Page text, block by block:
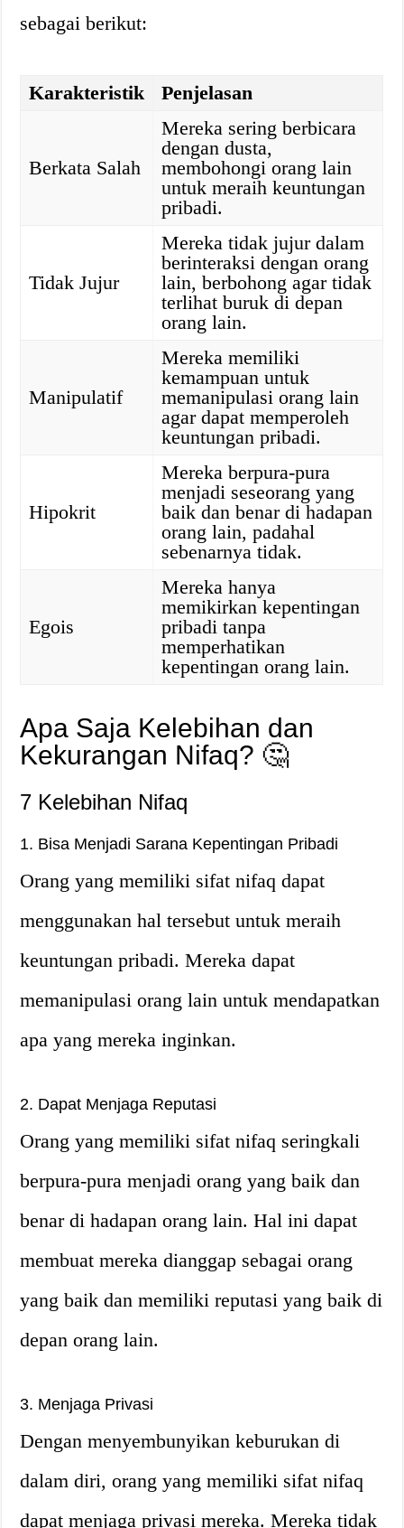
sebagai berikut:
Karakteristik Penjelasan
Berkata Salah
Mereka sering berbicara
dengan dusta,
membohongi orang lain
untuk meraih keuntungan
pribadi.
Tidak Jujur
Mereka tidak jujur dalam
berinteraksi dengan orang
lain, berbohong agar tidak
terlihat buruk di depan
orang lain.
Manipulatif
Mereka memiliki
kemampuan untuk
memanipulasi orang lain
agar dapat memperoleh
keuntungan pribadi.
Hipokrit
Mereka berpura-pura
menjadi seseorang yang
baik dan benar di hadapan
orang lain, padahal
sebenarnya tidak.
Egois
Mereka hanya
memikirkan kepentingan
pribadi tanpa
memperhatikan
kepentingan orang lain.
Apa Saja Kelebihan dan
Kekurangan Nifaq? 🤔
7 Kelebihan Nifaq
1. Bisa Menjadi Sarana Kepentingan Pribadi
Orang yang memiliki sifat nifaq dapat
menggunakan hal tersebut untuk meraih
keuntungan pribadi. Mereka dapat
memanipulasi orang lain untuk mendapatkan
apa yang mereka inginkan.
2. Dapat Menjaga Reputasi
Orang yang memiliki sifat nifaq seringkali
berpura-pura menjadi orang yang baik dan
benar di hadapan orang lain. Hal ini dapat
membuat mereka dianggap sebagai orang
yang baik dan memiliki reputasi yang baik di
depan orang lain.
3. Menjaga Privasi
Dengan menyembunyikan keburukan di
dalam diri, orang yang memiliki sifat nifaq
dapat menjaga privasi mereka. Mereka tidak